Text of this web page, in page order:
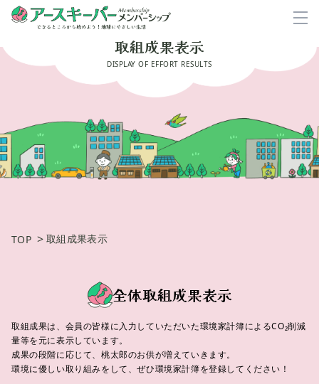
取組成果表示
DISPLAY OF EFFORT RESULTS
TOP > 取組成果表示
全体取組成果表示
取組成果は、会員の皆様に入力していただいた環境家計簿によるCO₂削減
量等を元に表示しています。
成果の段階に応じて、桃太郎のお供が増えていきます。
環境に優しい取り組みをして、ぜひ環境家計簿を登録してください！